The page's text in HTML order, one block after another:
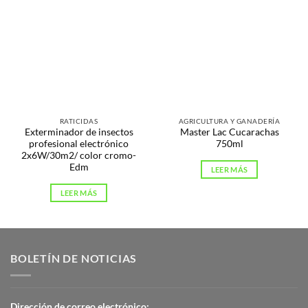
RATICIDAS
Exterminador de insectos
profesional electrónico
2x6W/30m2/ color cromo-
Edm
LEER MÁS
AGRICULTURA Y GANADERÍA
Master Lac Cucarachas
750ml
LEER MÁS
BOLETÍN DE NOTICIAS